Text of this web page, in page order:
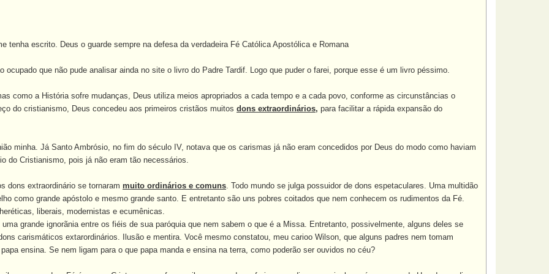
tenha escrito. Deus o guarde sempre na defesa da verdadeira Fé Católica Apostólica e Romana
que não pude analisar ainda no site o livro do Padre Tardif. Logo que puder o farei, porque esse é um livro péssimo.
como a História sofre mudanças, Deus utiliza meios apropriados a cada tempo e a cada povo, conforme as circunstâncias o
do cristianismo, Deus concedeu aos primeiros cristãos muitos dons extraordinários, para facilitar a rápida expansão do
minha. Já Santo Ambrósio, no fim do século IV, notava que os carismas já não eram concedidos por Deus do modo como haviam
do Cristianismo, pois já não eram tão necessários.
extraordinário se tornaram muito ordinários e comuns. Todo mundo se julga possuidor de dons espetaculares. Uma multidão
como grande apóstolo e mesmo grande santo. E entretanto são uns pobres coitados que nem conhecem os rudimentos da Fé.
liberais, modernistas e ecumênicas.
grande ignorãnia entre os fiéis de sua paróquia que nem sabem o que é a Missa. Entretanto, possivelmente, alguns deles se
carismáticos extarordinários. Ilusão e mentira. Você mesmo constatou, meu carioo Wilson, que alguns padres nem tomam
ensina. Se nem ligam para o que papa manda e ensina na terra, como poderão ser ouvidos no céu?